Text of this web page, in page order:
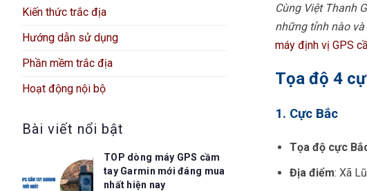
Kiến thức trắc địa
Hướng dẫn sử dụng
Phần mềm trắc địa
Hoạt động nội bộ
Bài viết nổi bật
TOP dòng máy GPS cầm
tay Garmin mới đáng mua
nhất hiện nay
Cùng Việt Thanh
những tỉnh nào
máy định vị GPS
Tọa độ 4
1. Cực Bắc
Tọa độ cực
Địa điểm: Xã